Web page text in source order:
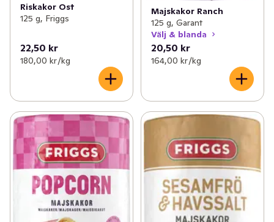
Riskakor Ost
125 g, Friggs
22,50 kr
180,00 kr /kg
Majskakor Ranch
125 g, Garant
Välj & blanda
20,50 kr
164,00 kr /kg